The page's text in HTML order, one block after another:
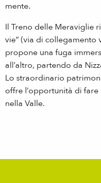
mente.
Il Treno delle Meraviglie
vie” (via di collegamento
propone una fuga
all’altro, partendo da
Lo straordinario
offre l’opportunità di
nella Valle.